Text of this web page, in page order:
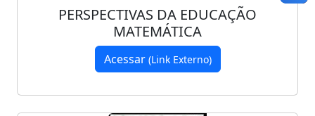
PERSPECTIVAS DA EDUCAÇÃO
MATEMÁTICA
Acessar (Link Externo)